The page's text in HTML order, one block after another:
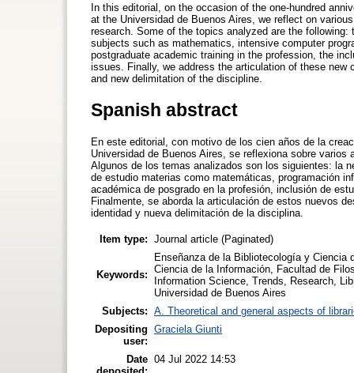
In this editorial, on the occasion of the one-hundred
at the Universidad de Buenos Aires, we reflect on
research. Some of the topics analyzed are the
subjects such as mathematics, intensive computer
postgraduate academic training in the profession, the
issues. Finally, we address the articulation of these
and new delimitation of the discipline.
Spanish abstract
En este editorial, con motivo de los cien años de la
Universidad de Buenos Aires, se reflexiona sobre
Algunos de los temas analizados son los siguientes: la
de estudio materias como matemáticas, programación
académica de posgrado en la profesión, inclusión de
Finalmente, se aborda la articulación de estos nuevos
identidad y nueva delimitación de la disciplina.
Item type: Journal article (Paginated)
Keywords:
Enseñanza de la Bibliotecología y Ciencia
Ciencia de la Información, Facultad de
Information Science, Trends, Research,
Universidad de Buenos Aires
Subjects: A. Theoretical and general aspects of
Depositing
user:
Graciela Giunti
Date 04 Jul 2022 14:53